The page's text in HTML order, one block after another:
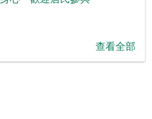
查看全部